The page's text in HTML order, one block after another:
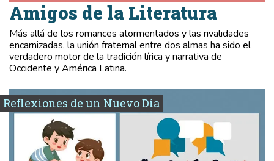
Amigos de la Literatura
Más allá de los romances atormentados y las rivalidades
encarnizadas, la unión fraternal entre dos almas ha sido el
verdadero motor de la tradición lírica y narrativa de
Occidente y América Latina.
Reflexiones de un Nuevo Día